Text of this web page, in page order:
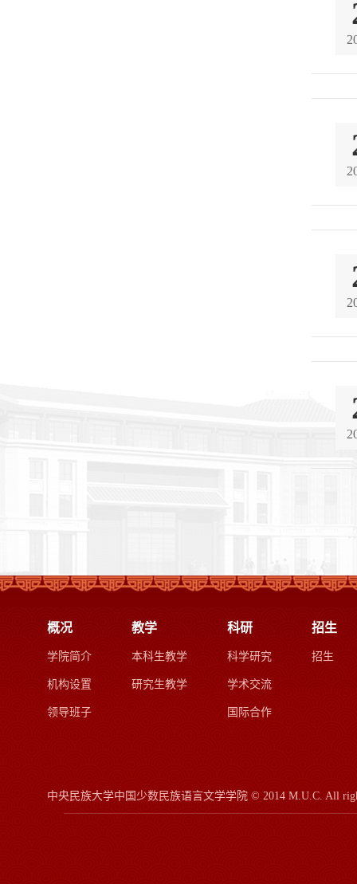
概况
学院简介
机构设置
领导班子
教学
本科生教学
研究生教学
科研
科学研究
学术交流
国际合作
招生
招生
中央民族大学中国少数民族语言文学学院 © 2014